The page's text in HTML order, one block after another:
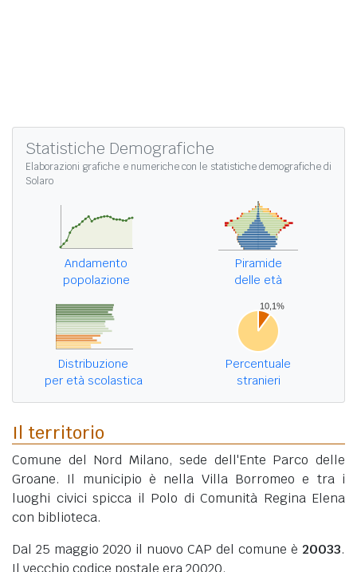
Statistiche Demografiche
Elaborazioni grafiche e numeriche con le statistiche demografiche di
Solaro
Andamento
popolazione
Piramide
delle età
Distribuzione
per età scolastica
Percentuale
stranieri
Il territorio
Comune del Nord Milano, sede dell'Ente Parco delle
Groane. Il municipio è nella Villa Borromeo e tra i
luoghi civici spicca il Polo di Comunità Regina Elena
con biblioteca.
Dal 25 maggio 2020 il nuovo CAP del comune è 20033.